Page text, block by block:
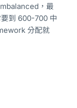
，最
到 600-700 中
分配就